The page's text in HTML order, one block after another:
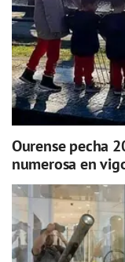
Ourense pecha
numerosa en